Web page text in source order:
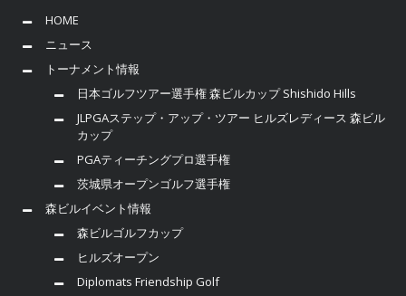
HOME
ニュース
トーナメント情報
日本ゴルフツアー選手権 森ビルカップ Shishido Hills
JLPGAステップ・アップ・ツアー ヒルズレディース 森ビル
カップ
PGAティーチングプロ選手権
茨城県オープンゴルフ選手権
森ビルイベント情報
森ビルゴルフカップ
ヒルズオープン
Diplomats Friendship Golf